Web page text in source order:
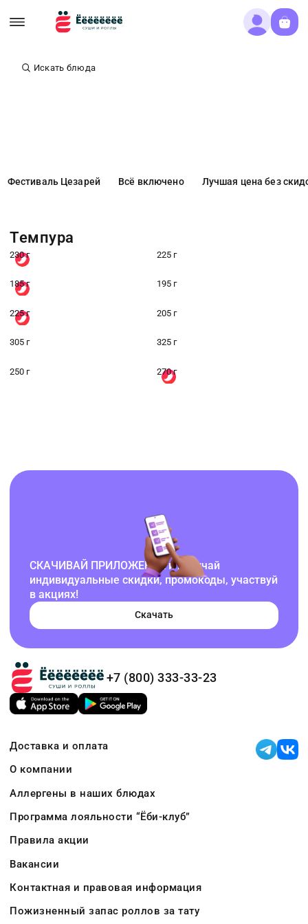
Искать блюда
Фестиваль Цезарей Всё включено Лучшая цена без
Темпура
230 г 225 г
185 г 195 г
225 г 205 г
305 г 325 г
250 г 270 г
СКАЧИВАЙ ПРИЛОЖЕНИЕ и получай
индивидуальные скидки, промокоды, участвуй
в акциях!
Скачать
+7 (800) 333-33-23
Доставка и оплата
О компании
Аллергены в наших блюдах
Программа лояльности “Ёби-клуб”
Правила акции
Вакансии
Контактная и правовая информация
Пожизненный запас роллов за тату